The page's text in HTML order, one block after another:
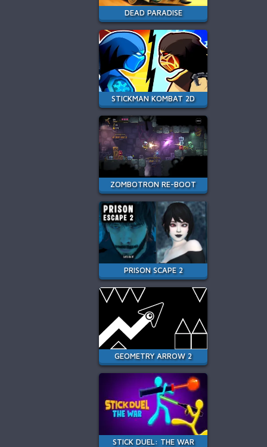
DEAD PARADISE
STICKMAN KOMBAT 2D
ZOMBOTRON RE-BOOT
PRISON SCAPE 2
GEOMETRY ARROW 2
STICK DUEL: THE WAR